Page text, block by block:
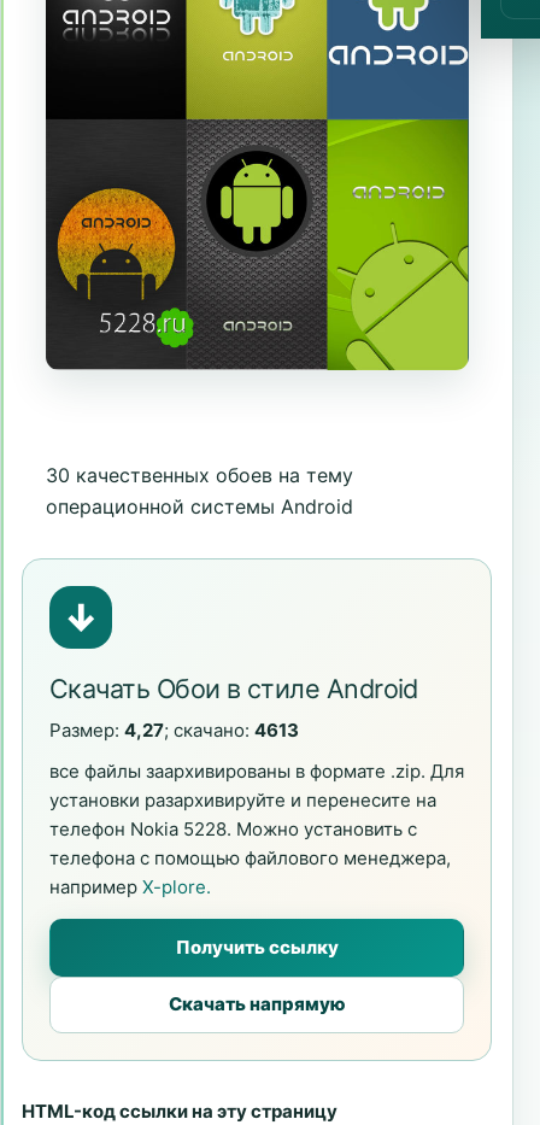
30 качественных обоев на тему
операционной системы Android
↓
Скачать Обои в стиле Android
Размер: 4,27; скачано: 4613
все файлы заархивированы в формате .zip. Для
установки разархивируйте и перенесите на
телефон Nokia 5228. Можно установить с
телефона с помощью файлового менеджера,
например X-plore.
Получить ссылку
Скачать напрямую
HTML-код ссылки на эту страницу